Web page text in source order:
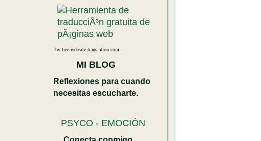
by free-website-translation.com
MI BLOG
Reflexiones para cuando
necesitas escucharte.
PSYCO - EMOCIÓN